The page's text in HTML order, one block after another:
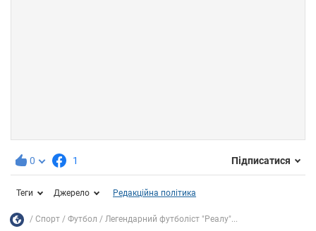
0 1 Підписатися
Теги Джерело Редакційна політика
Спорт Футбол Легендарний футболіст "Реалу"...